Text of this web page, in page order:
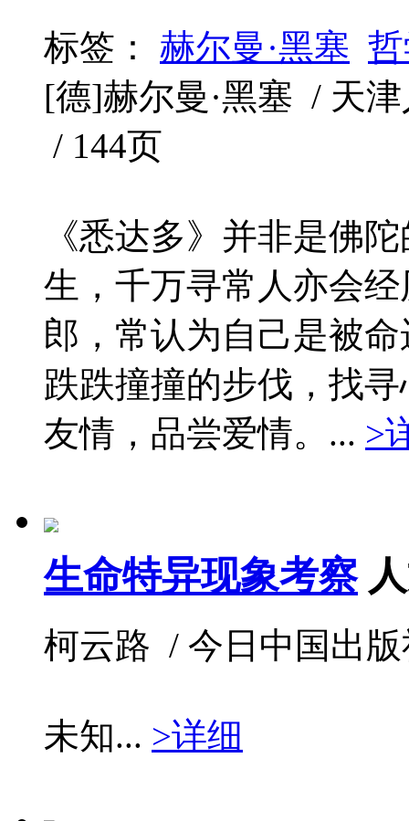
标签： 赫尔曼·黑塞
[德]赫尔曼·黑塞 / 天
/ 144页
《悉达多》并非是佛
生，千万寻常人亦会
郎，常认为自己是被
跌跌撞撞的步伐，找
友情，品尝爱情。... >
生命特异现象考察
柯云路 / 今日中国出
未知... >详细